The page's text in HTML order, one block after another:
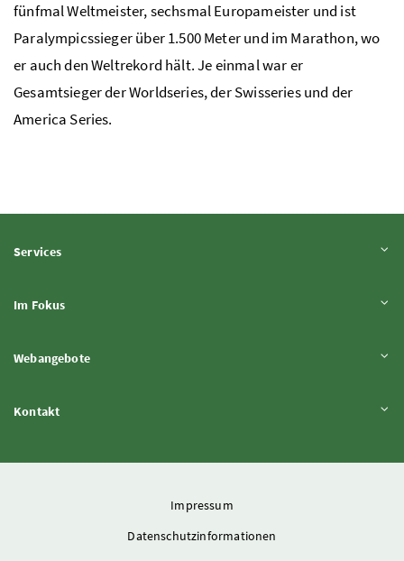
fünfmal Weltmeister, sechsmal Europameister und ist
Paralympicssieger über 1.500 Meter und im Marathon, wo
er auch den Weltrekord hält. Je einmal war er
Gesamtsieger der Worldseries, der Swisseries und der
America Series.
ServicesInhalt aufklappen
Im FokusInhalt aufklappen
WebangeboteInhalt aufklappen
KontaktInhalt aufklappen
Impressum
Datenschutzinformationen